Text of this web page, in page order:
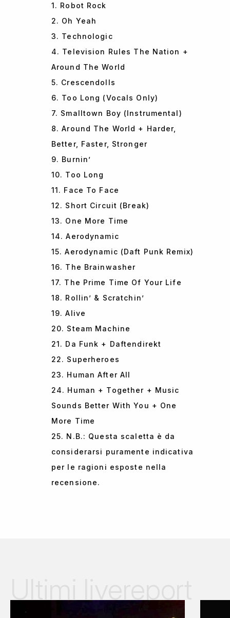
1. Robot Rock
2. Oh Yeah
3. Technologic
4. Television Rules The Nation +
Around The World
5. Crescendolls
6. Too Long (Vocals Only)
7. Smalltown Boy (Instrumental)
8. Around The World + Harder,
Better, Faster, Stronger
9. Burnin’
10. Too Long
11. Face To Face
12. Short Circuit (Break)
13. One More Time
14. Aerodynamic
15. Aerodynamic (Daft Punk Remix)
16. The Brainwasher
17. The Prime Time Of Your Life
18. Rollin’ & Scratchin’
19. Alive
20. Steam Machine
21. Da Funk + Daftendirekt
22. Superheroes
23. Human After All
24. Human + Together + Music
Sounds Better With You + One
More Time
25. N.B.: Questa scaletta è da
considerarsi puramente indicativa
per le ragioni esposte nella
recensione.